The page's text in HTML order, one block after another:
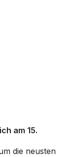
am 15.
die neusten